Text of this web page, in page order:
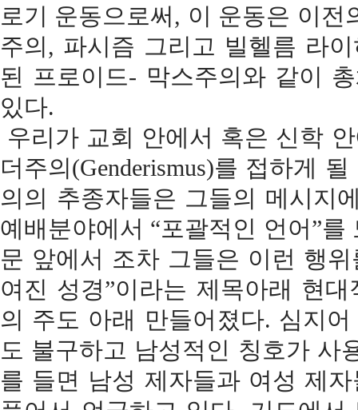
로기 운동으로써, 이 운동은 이
주의, 파시즘 그리고 빌헬름 라이
된 프로이드- 막스주의와 같이
있다.
우리가 교회 안에서 혹은 신학
더주의(Genderismus)를 접하게
의의 추종자들은 그들의 메시지
예배분야에서 “포괄적인 언어”
문 앞에서 조차 그들은 이런 행
여진 성경”이라는 제목아래 현
의 주도 아래 만들어졌다. 심지
도 불구하고 남성적인 칭호가 사
를 들면 남성 제자들과 여성 제